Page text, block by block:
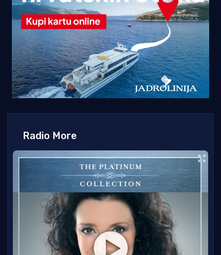
Radio More